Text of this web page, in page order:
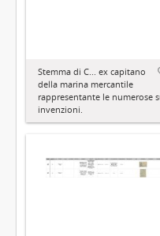
Stemma di C... ex capitano
della marina mercantile
rappresentante le numerose
invenzioni.